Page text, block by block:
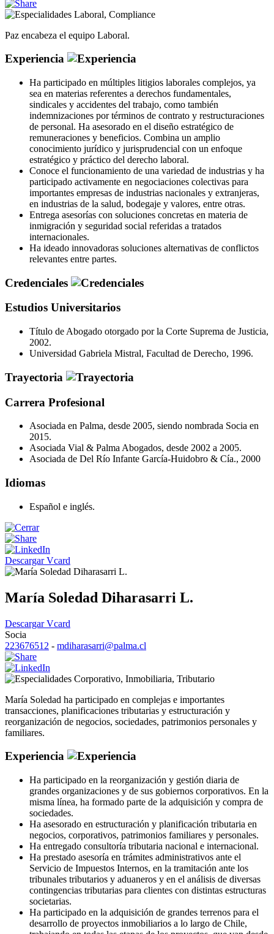
Laboral, Compliance
Paz encabeza el equipo Laboral.
Experiencia
Ha participado en múltiples litigios laborales complejos, ya
sea en materias referentes a derechos fundamentales,
sindicales y accidentes del trabajo, como también
indemnizaciones por términos de contrato y restructuraciones
de personal. Ha asesorado en el diseño estratégico de
remuneraciones y beneficios. Combina un amplio
conocimiento jurídico y jurisprudencial con un enfoque
estratégico y práctico del derecho laboral.
Conoce el funcionamiento de una variedad de industrias y ha
participado activamente en negociaciones colectivas para
importantes empresas de industrias nacionales y extranjeras,
en industrias de la salud, bodegaje y valores, entre otras.
Entrega asesorías con soluciones concretas en materia de
inmigración y seguridad social referidas a tratados
internacionales.
Ha ideado innovadoras soluciones alternativas de conflictos
relevantes entre partes.
Credenciales
Estudios Universitarios
Título de Abogado otorgado por la Corte Suprema de Justicia,
2002.
Universidad Gabriela Mistral, Facultad de Derecho, 1996.
Trayectoria
Carrera Profesional
Asociada en Palma, desde 2005, siendo nombrada Socia en
2015.
Asociada Vial & Palma Abogados, desde 2002 a 2005.
Asociada de Del Río Infante García-Huidobro & Cía., 2000
Idiomas
Español e inglés.
Descargar Vcard
María Soledad Diharasarri L.
Descargar Vcard
Socia
223676512 - mdiharasarri@palma.cl
Corporativo, Inmobiliaria, Tributario
María Soledad ha participado en complejas e importantes
transacciones, planificaciones tributarias y estructuración y
reorganización de negocios, sociedades, patrimonios personales y
familiares.
Experiencia
Ha participado en la reorganización y gestión diaria de
grandes organizaciones y de sus gobiernos corporativos. En la
misma línea, ha formado parte de la adquisición y compra de
sociedades.
Ha asesorado en estructuración y planificación tributaria en
negocios, corporativos, patrimonios familiares y personales.
Ha entregado consultoría tributaria nacional e internacional.
Ha prestado asesoría en trámites administrativos ante el
Servicio de Impuestos Internos, en la tramitación ante los
tribunales tributarios y aduaneros y en el análisis de diversas
contingencias tributarias para clientes con distintas estructuras
societarias.
Ha participado en la adquisición de grandes terrenos para el
desarrollo de proyectos inmobiliarios a lo largo de Chile,